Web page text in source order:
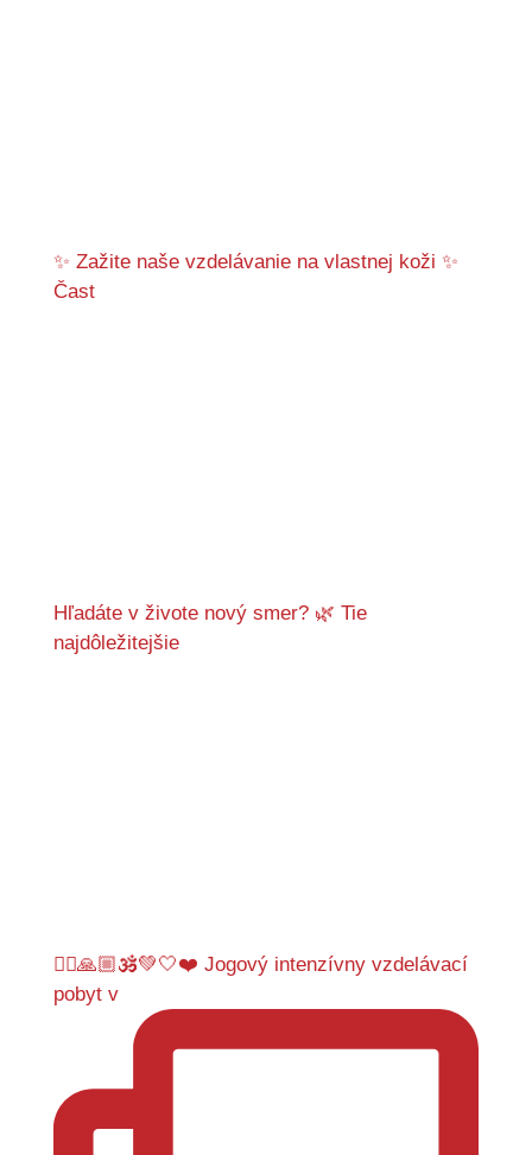
✨ Zažite naše vzdelávanie na vlastnej koži ✨
Čast
Hľadáte v živote nový smer? 🌿 Tie
najdôležitejšie
🤸‍♂️🙏🏼🕉️💚🤍❤️ Jogový intenzívny vzdelávací
pobyt v